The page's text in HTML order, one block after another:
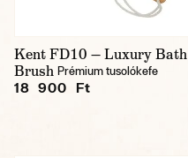
Kent FD10 — Luxury Bath
Brush Prémium tusolókefe
18 900 Ft